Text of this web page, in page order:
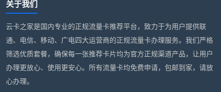
关于我们
云卡之家是国内专业的正规流量卡推荐平台，致力于为用户提供联
通、电信、移动、广电四大运营商的正规流量卡办理服务。我们严格
筛选优质套餐，确保每一张推荐卡片均为官方正规渠道产品，让用户
办理更放心、使用更安心。所有流量卡均免费申请，包邮到家，请放
心办理。